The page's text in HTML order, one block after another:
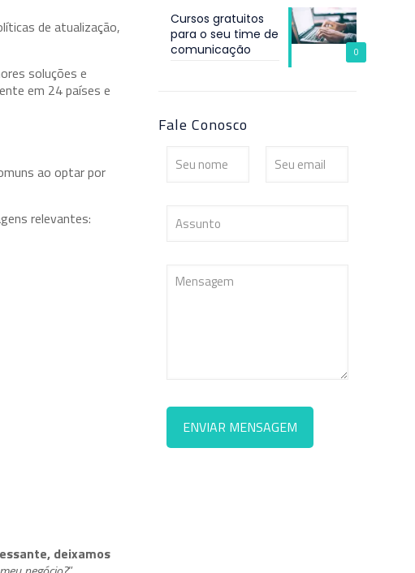
de atualização,
soluções e
em 24 países e
ao optar por
relevantes:
deixamos
0
Cursos gratuitos
para o seu time de
comunicação
Fale Conosco